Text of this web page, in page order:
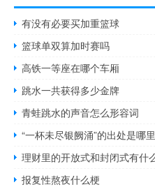
有没有必要买加重篮球
篮球单双算加时赛吗
高铁一等座在哪个车厢
跳水一共获得多少金牌
青蛙跳水的声音怎么形容词
“一杯未尽银阙涌”的出处是哪里
报复性熬夜什么梗